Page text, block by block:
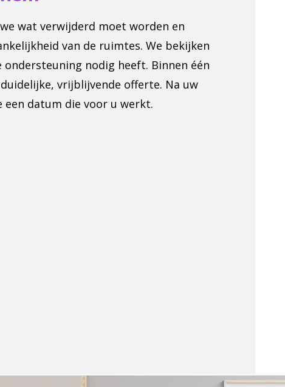
wat verwijderd moet worden en
van de ruimtes. We bekijken
nodig heeft. Binnen één
vrijblijvende offerte. Na uw
een datum die voor u werkt.